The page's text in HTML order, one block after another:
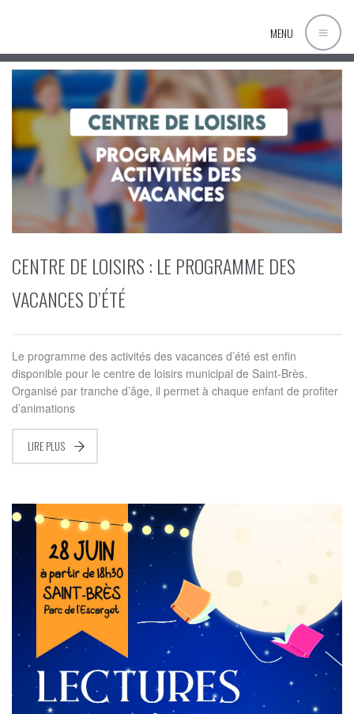
MENU
CENTRE DE LOISIRS : LE PROGRAMME DES
VACANCES D’ÉTÉ
Le programme des activités des vacances d’été est enfin
disponible pour le centre de loisirs municipal de Saint-Brès.
Organisé par tranche d’âge, il permet à chaque enfant de profiter
d’animations
LIRE PLUS